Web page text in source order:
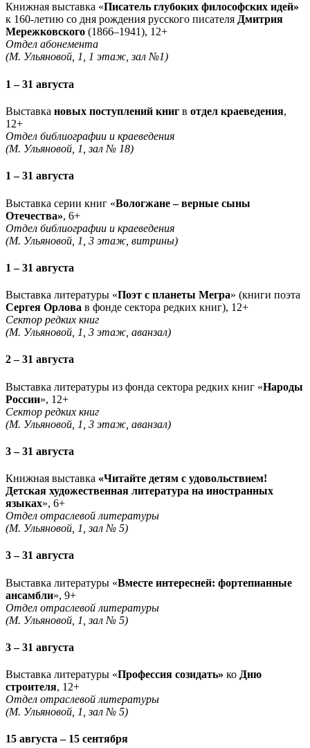
Книжная выставка «Писатель глубоких философских идей»
к 160-летию со дня рождения русского писателя Дмитрия
Мережковского (1866–1941), 12+
Отдел абонемента
(М. Ульяновой, 1, 1 этаж, зал №1)
1 – 31 августа
Выставка новых поступлений книг в отдел краеведения,
12+
Отдел библиографии и краеведения
(М. Ульяновой, 1, зал № 18)
1 – 31 августа
Выставка серии книг «Вологжане – верные сыны
Отечества», 6+
Отдел библиографии и краеведения
(М. Ульяновой, 1, 3 этаж, витрины)
1 – 31 августа
Выставка литературы «Поэт с планеты Мегра» (книги поэта
Сергея Орлова в фонде сектора редких книг), 12+
Сектор редких книг
(М. Ульяновой, 1, 3 этаж, аванзал)
2 – 31 августа
Выставка литературы из фонда сектора редких книг «Народы
России», 12+
Сектор редких книг
(М. Ульяновой, 1, 3 этаж, аванзал)
3 – 31 августа
Книжная выставка «Читайте детям с удовольствием!
Детская художественная литература на иностранных
языках», 6+
Отдел отраслевой литературы
(М. Ульяновой, 1, зал № 5)
3 – 31 августа
Выставка литературы «Вместе интересней: фортепианные
ансамбли», 9+
Отдел отраслевой литературы
(М. Ульяновой, 1, зал № 5)
3 – 31 августа
Выставка литературы «Профессия созидать» ко Дню
строителя, 12+
Отдел отраслевой литературы
(М. Ульяновой, 1, зал № 5)
15 августа – 15 сентября